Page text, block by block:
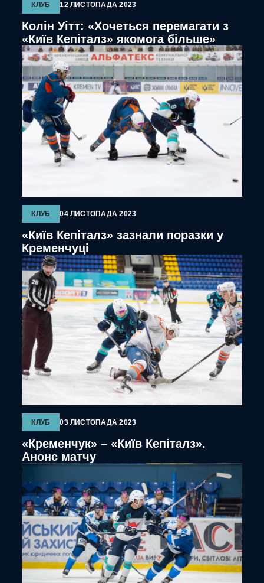
КЛУБ 12 ЛИСТОПАДА 2023
Колін Уітт: «Хочеться перемагати з
«Київ Кепіталз» якомога більше»
КЛУБ 04 ЛИСТОПАДА 2023
«Київ Кепіталз» зазнали поразки у
Кременчуці
КЛУБ 03 ЛИСТОПАДА 2023
«Кременчук» – «Київ Кепіталз».
Анонс матчу